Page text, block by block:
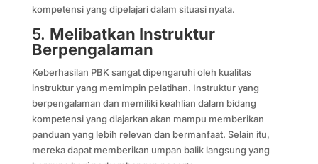
kompetensi yang dipelajari dalam situasi nyata.
5. Melibatkan Instruktur
Berpengalaman
Keberhasilan PBK sangat dipengaruhi oleh kualitas
instruktur yang memimpin pelatihan. Instruktur yang
berpengalaman dan memiliki keahlian dalam bidang
kompetensi yang diajarkan akan mampu memberikan
panduan yang lebih relevan dan bermanfaat. Selain itu,
mereka dapat memberikan umpan balik langsung yang